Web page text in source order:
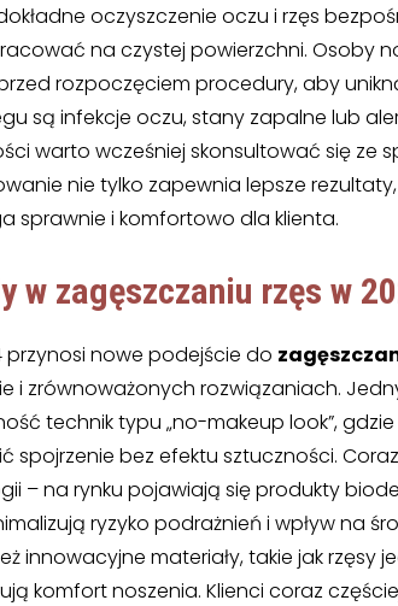
oczyszczenie oczu i rzęs
na czystej powierzchni. Osoby
rozpoczęciem procedury, aby
są infekcje oczu, stany zapalne lub
warto wcześniej skonsultować się ze
nie tylko zapewnia lepsze
sprawnie i komfortowo dla klienta.
w zagęszczaniu rzęsw
przynosi nowe podejście do
i zrównoważonych rozwiązaniach.
technik typu „no-makeup look”,
spojrzenie bez efektu sztuczności.
– na rynku pojawiają się produkty
ryzyko podrażnień i wpływ na
innowacyjne materiały, takie jak rzęsy
komfort noszenia. Klienci coraz